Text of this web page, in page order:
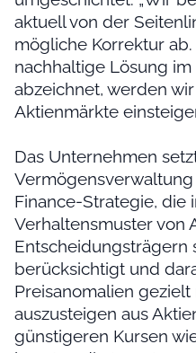
aktuell von der
mögliche Korrektur
nachhaltige Lösung
abzeichnet, werden
Aktienmärkte
Das Unternehmen
Finance-Strategie, die
Verhaltensmuster von
Entscheidungsträgern
berücksichtigt und
Preisanomalien
auszusteigen aus
günstigeren Kursen